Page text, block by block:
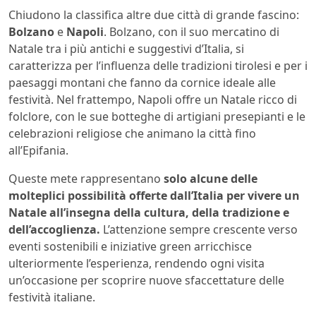
Chiudono la classifica altre due città di grande fascino:
Bolzano e Napoli. Bolzano, con il suo mercatino di
Natale tra i più antichi e suggestivi d’Italia, si
caratterizza per l’influenza delle tradizioni tirolesi e per i
paesaggi montani che fanno da cornice ideale alle
festività. Nel frattempo, Napoli offre un Natale ricco di
folclore, con le sue botteghe di artigiani presepianti e le
celebrazioni religiose che animano la città fino
all’Epifania.
Queste mete rappresentano solo alcune delle
molteplici possibilità offerte dall’Italia per vivere un
Natale all’insegna della cultura, della tradizione e
dell’accoglienza. L’attenzione sempre crescente verso
eventi sostenibili e iniziative green arricchisce
ulteriormente l’esperienza, rendendo ogni visita
un’occasione per scoprire nuove sfaccettature delle
festività italiane.